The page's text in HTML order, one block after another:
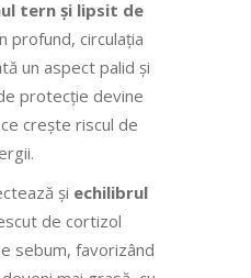
tern și lipsit de
profund, circulația
un aspect palid și
protecție devine
crește riscul de
și echilibrul
de cortizol
sebum, favorizând